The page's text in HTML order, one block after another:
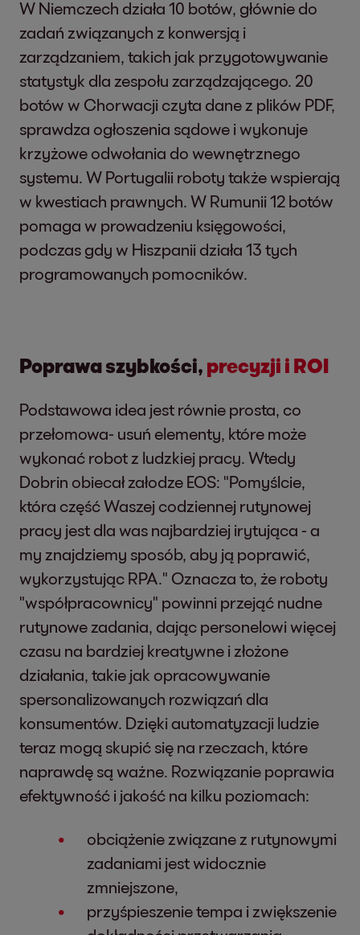
W Niemczech działa 10 botów, głównie do
zadań związanych z konwersją i
zarządzaniem, takich jak przygotowywanie
statystyk dla zespołu zarządzającego. 20
botów w Chorwacji czyta dane z plików PDF,
sprawdza ogłoszenia sądowe i wykonuje
krzyżowe odwołania do wewnętrznego
systemu. W Portugalii roboty także wspierają
w kwestiach prawnych. W Rumunii 12 botów
pomaga w prowadzeniu księgowości,
podczas gdy w Hiszpanii działa 13 tych
programowanych pomocników.
Poprawa szybkości, precyzji i ROI
Podstawowa idea jest równie prosta, co
przełomowa- usuń elementy, które może
wykonać robot z ludzkiej pracy. Wtedy
Dobrin obiecał załodze EOS: "Pomyślcie,
która część Waszej codziennej rutynowej
pracy jest dla was najbardziej irytująca - a
my znajdziemy sposób, aby ją poprawić,
wykorzystując RPA." Oznacza to, że roboty
"współpracownicy" powinni przejąć nudne
rutynowe zadania, dając personelowi więcej
czasu na bardziej kreatywne i złożone
działania, takie jak opracowywanie
spersonalizowanych rozwiązań dla
konsumentów. Dzięki automatyzacji ludzie
teraz mogą skupić się na rzeczach, które
naprawdę są ważne. Rozwiązanie poprawia
efektywność i jakość na kilku poziomach:
obciążenie związane z rutynowymi
zadaniami jest widocznie
zmniejszone,
przyśpieszenie tempa i zwiększenie